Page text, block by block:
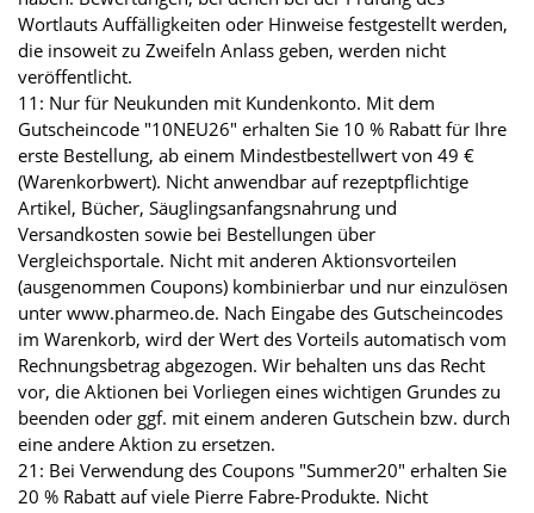
Wortlauts Auffälligkeiten oder Hinweise festgestellt werden,
die insoweit zu Zweifeln Anlass geben, werden nicht
veröffentlicht.
11: Nur für Neukunden mit Kundenkonto. Mit dem
Gutscheincode "10NEU26" erhalten Sie 10 % Rabatt für Ihre
erste Bestellung, ab einem Mindestbestellwert von 49 €
(Warenkorbwert). Nicht anwendbar auf rezeptpflichtige
Artikel, Bücher, Säuglingsanfangsnahrung und
Versandkosten sowie bei Bestellungen über
Vergleichsportale. Nicht mit anderen Aktionsvorteilen
(ausgenommen Coupons) kombinierbar und nur einzulösen
unter www.pharmeo.de. Nach Eingabe des Gutscheincodes
im Warenkorb, wird der Wert des Vorteils automatisch vom
Rechnungsbetrag abgezogen. Wir behalten uns das Recht
vor, die Aktionen bei Vorliegen eines wichtigen Grundes zu
beenden oder ggf. mit einem anderen Gutschein bzw. durch
eine andere Aktion zu ersetzen.
21: Bei Verwendung des Coupons "Summer20" erhalten Sie
20 % Rabatt auf viele Pierre Fabre-Produkte. Nicht